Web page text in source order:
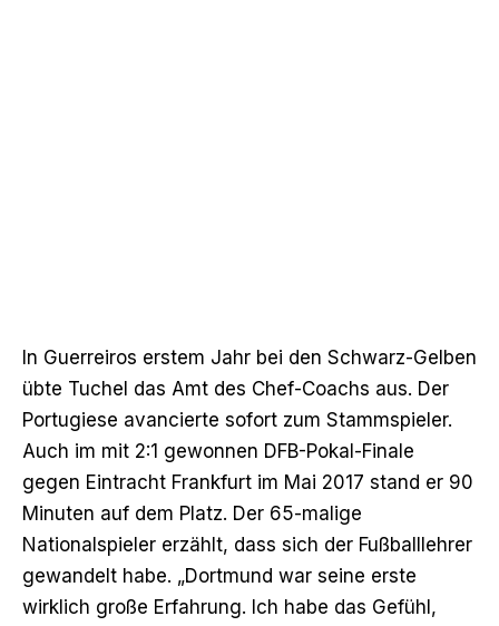
In Guerreiros erstem Jahr bei den Schwarz-Gelben
übte Tuchel das Amt des Chef-Coachs aus. Der
Portugiese avancierte sofort zum Stammspieler.
Auch im mit 2:1 gewonnen DFB-Pokal-Finale
gegen Eintracht Frankfurt im Mai 2017 stand er 90
Minuten auf dem Platz. Der 65-malige
Nationalspieler erzählt, dass sich der Fußballlehrer
gewandelt habe. „Dortmund war seine erste
wirklich große Erfahrung. Ich habe das Gefühl,